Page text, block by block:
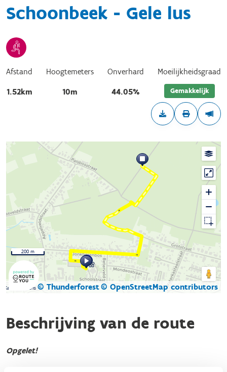
Schoonbeek - Gele lus
Afstand
1.52km
Hoogtemeters
10m
Onverhard
44.05%
Moeilijkheidsgraad
Gemakkelijk
Kaartgegevens © Thunderforest© OpenStreetMap contributors
200 m
Beschrijving van de route
Opgelet!